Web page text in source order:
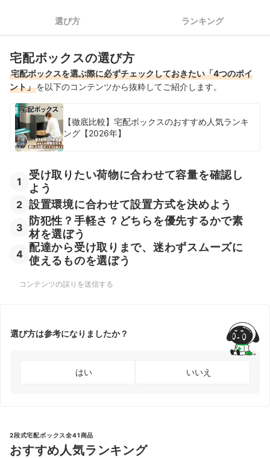
2段式宅配ボックスの売れ筋ランキングもチェック！
選び方 ランキング
宅配ボックスの選び方
宅配ボックスを選ぶ際に必ずチェックしておきたい「4つのポイ
ント」を以下のコンテンツから抜粋してご紹介します。
【徹底比較】宅配ボックスのおすすめ人気ランキ
ング【2026年】
1
受け取りたい荷物に合わせて容量を確認し
よう
2 設置環境に合わせて設置方式を決めよう
3
防犯性？手軽さ？どちらを優先するかで素
材を選ぼう
4
配達から受け取りまで、迷わずスムーズに
使えるものを選ぼう
コンテンツの誤りを送信する
選び方は参考になりましたか？
はい いいえ
2段式宅配ボックス全41商品
おすすめ人気ランキング